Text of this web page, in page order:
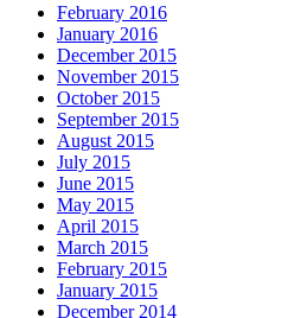
February 2016
January 2016
December 2015
November 2015
October 2015
September 2015
August 2015
July 2015
June 2015
May 2015
April 2015
March 2015
February 2015
January 2015
December 2014